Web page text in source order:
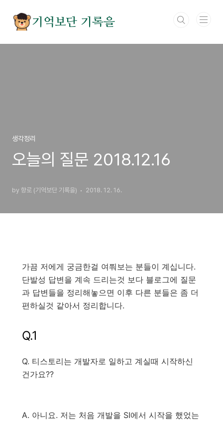
기억보단 기록을
생각정리
오늘의 질문 2018.12.16
by 향로 (기억보단 기록을) 2018. 12. 16.
가끔 저에게 궁금한걸 여쭤보는 분들이 계십니다.
단발성 답변을 계속 드리는것 보다 블로그에 질문
과 답변들을 정리해놓으면 이후 다른 분들은 좀 더
편하실것 같아서 정리합니다.
Q.1
Q. 티스토리는 개발자로 일하고 계실때 시작하신
건가요??
A. 아니요. 저는 처음 개발을 SI에서 시작을 했었는